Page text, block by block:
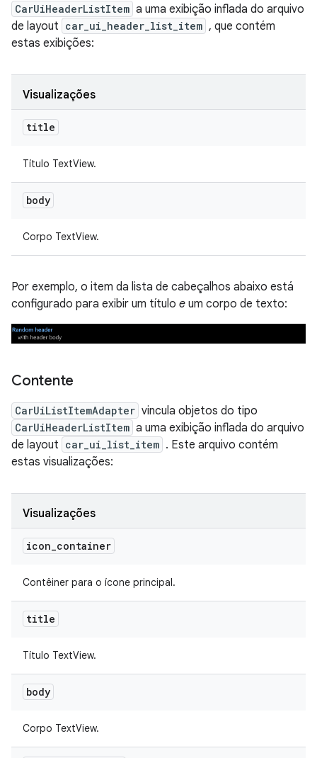
CarUiHeaderListItem a uma exibição inflada do arquivo
de layout car_ui_header_list_item , que contém
estas exibições:
Visualizações
title
Título TextView.
body
Corpo TextView.
Por exemplo, o item da lista de cabeçalhos abaixo está
configurado para exibir um título e um corpo de texto:
Contente
CarUiListItemAdapter vincula objetos do tipo
CarUiHeaderListItem a uma exibição inflada do arquivo
de layout car_ui_list_item . Este arquivo contém
estas visualizações:
Visualizações
icon_container
Contêiner para o ícone principal.
title
Título TextView.
body
Corpo TextView.